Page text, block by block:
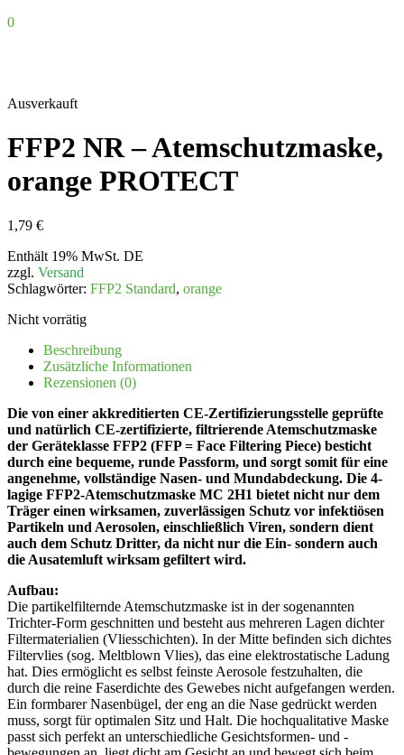
0
Ausverkauft
FFP2 NR – Atemschutzmaske,
orange PROTECT
1,79 €
Enthält 19% MwSt. DE
zzgl. Versand
Schlagwörter: FFP2 Standard, orange
Nicht vorrätig
Beschreibung
Zusätzliche Informationen
Rezensionen (0)
Die von einer akkreditierten CE-Zertifizierungsstelle geprüfte
und natürlich CE-zertifizierte, filtrierende Atemschutzmaske
der Geräteklasse FFP2 (FFP = Face Filtering Piece) besticht
durch eine bequeme, runde Passform, und sorgt somit für eine
angenehme, vollständige Nasen- und Mundabdeckung. Die 4-
lagige FFP2-Atemschutzmaske MC 2H1 bietet nicht nur dem
Träger einen wirksamen, zuverlässigen Schutz vor infektiösen
Partikeln und Aerosolen, einschließlich Viren, sondern dient
auch dem Schutz Dritter, da nicht nur die Ein- sondern auch
die Ausatemluft wirksam gefiltert wird.
Aufbau:
Die partikelfilternde Atemschutzmaske ist in der sogenannten
Trichter-Form geschnitten und besteht aus mehreren Lagen dichter
Filtermaterialien (Vliesschichten). In der Mitte befinden sich dichtes
Filtervlies (sog. Meltblown Vlies), das eine elektrostatische Ladung
hat. Dies ermöglicht es selbst feinste Aerosole festzuhalten, die
durch die reine Faserdichte des Gewebes nicht aufgefangen werden.
Ein formbarer Nasenbügel, der eng an die Nase gedrückt werden
muss, sorgt für optimalen Sitz und Halt. Die hochqualitative Maske
passt sich perfekt an unterschiedliche Gesichtsformen- und -